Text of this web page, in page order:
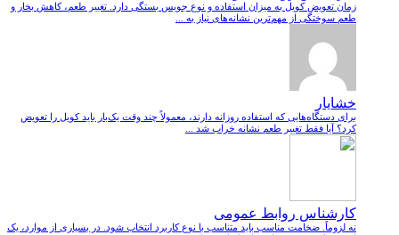
زمان تعویض کویل به میزان استفاده و نوع جویس بستگی دارد. تغییر طعم، کاهش بخار و
طعم سوختگی از مهم‌ترین نشانه‌های نیاز به ...
خشایار
برای دستگاه‌هایی که استفاده روزانه دارند، معمولاً چند وقت یک‌بار باید کویل را تعویض
کرد؟ آیا فقط تغییر طعم نشانه خراب شد ...
کارشناس روابط عمومی
نه لزوماً. ضخامت مناسب باید متناسب با نوع کاربرد انتخاب شود. در بسیاری از موارد، یک